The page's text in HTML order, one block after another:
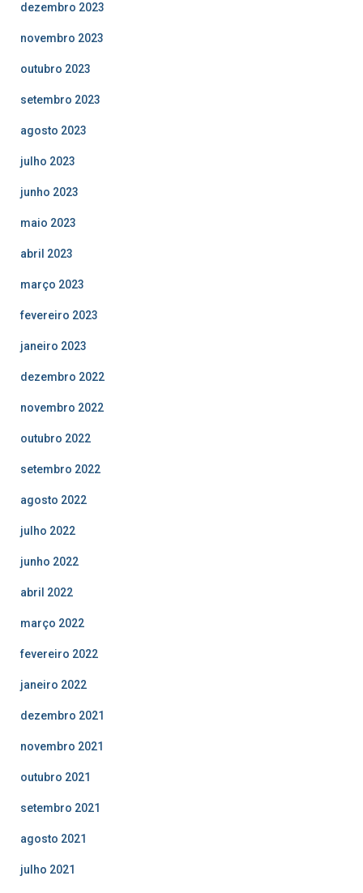
dezembro 2023
novembro 2023
outubro 2023
setembro 2023
agosto 2023
julho 2023
junho 2023
maio 2023
abril 2023
março 2023
fevereiro 2023
janeiro 2023
dezembro 2022
novembro 2022
outubro 2022
setembro 2022
agosto 2022
julho 2022
junho 2022
abril 2022
março 2022
fevereiro 2022
janeiro 2022
dezembro 2021
novembro 2021
outubro 2021
setembro 2021
agosto 2021
julho 2021